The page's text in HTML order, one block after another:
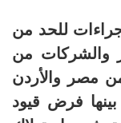
للحد من
والشركات من
مصر والأردن
فرض قيود